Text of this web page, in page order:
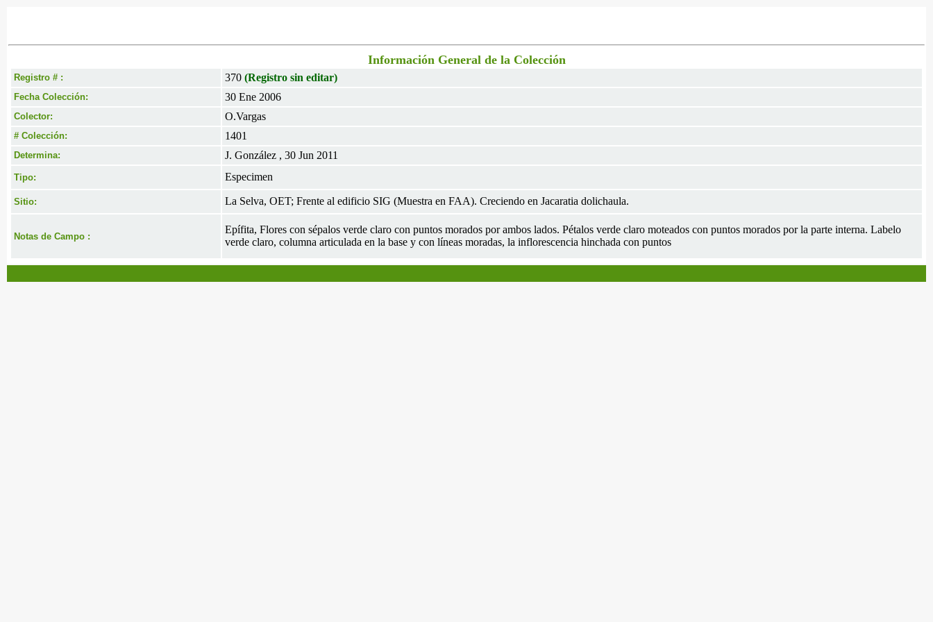
Información General de la Colección
Registro # : 370 (Registro sin editar)
Fecha Colección: 30 Ene 2006
Colector: O.Vargas
# Colección: 1401
Determina: J. González , 30 Jun 2011
Tipo: Especimen
Sitio: La Selva, OET; Frente al edificio SIG (Muestra en FAA). Creciendo en Jacaratia dolichaula.
Notas de Campo :
Epífita, Flores con sépalos verde claro con puntos morados por ambos lados. Pétalos verde claro moteados con puntos morados por la parte interna. Labelo
verde claro, columna articulada en la base y con líneas moradas, la inflorescencia hinchada con puntos